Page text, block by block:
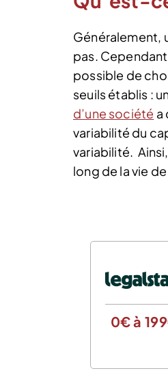
Généralement,
pas.
possible de
seuils établis :
d’une société a
variabilité du
variabilité.
long de la vie
0€ à